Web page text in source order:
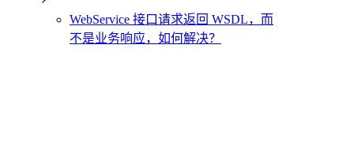
WebService 接口请求返回 WSDL，而
不是业务响应，如何解决？